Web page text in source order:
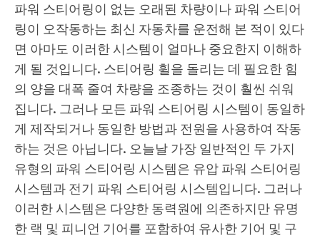
파워 스티어링이 없는 오래된 차량이나 파워 스티어
링이 오작동하는 최신 자동차를 운전해 본 적이 있다
면 아마도 이러한 시스템이 얼마나 중요한지 이해하
게 될 것입니다. 스티어링 휠을 돌리는 데 필요한 힘
의 양을 대폭 줄여 차량을 조종하는 것이 훨씬 쉬워
집니다. 그러나 모든 파워 스티어링 시스템이 동일하
게 제작되거나 동일한 방법과 전원을 사용하여 작동
하는 것은 아닙니다. 오늘날 가장 일반적인 두 가지
유형의 파워 스티어링 시스템은 유압 파워 스티어링
시스템과 전기 파워 스티어링 시스템입니다. 그러나
이러한 시스템은 다양한 동력원에 의존하지만 유명
한 랙 및 피니언 기어를 포함하여 유사한 기어 및 구